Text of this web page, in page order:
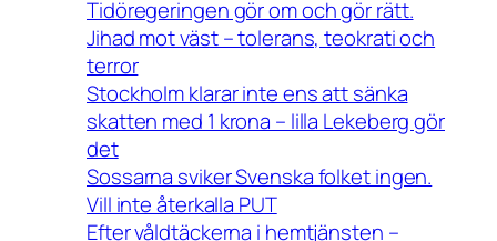
Tidöregeringen gör om och gör rätt.
Jihad mot väst – tolerans, teokrati och
terror
Stockholm klarar inte ens att sänka
skatten med 1 krona – lilla Lekeberg gör
det
Sossarna sviker Svenska folket ingen.
Vill inte återkalla PUT
Efter våldtäckerna i hemtjänsten –